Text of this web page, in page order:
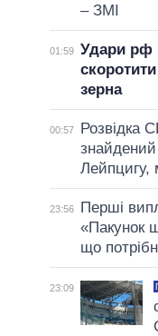
– ЗМІ
01:59 Удари рф
зерна
00:57
Розвідка
знайдений
Лейпцигу,
23:56
Перші
«Пакунок
що
23:09